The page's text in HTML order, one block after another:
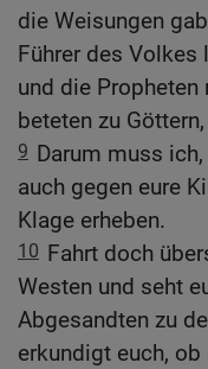
die Weisungen
Führer des
und die
beteten zu
9 Darum muss
auch gegen eure
Klage erheben.
10 Fahrt doch
Westen und seht
Abgesandten zu
erkundigt euch,